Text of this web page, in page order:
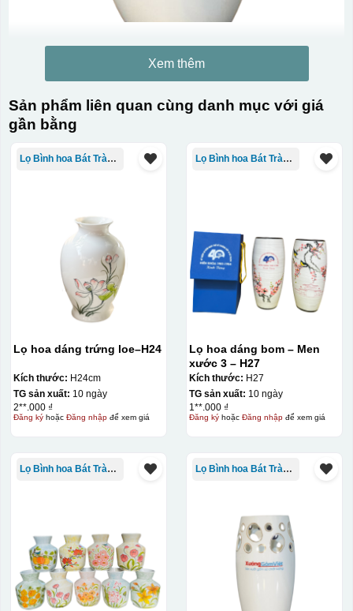
Kiểu in:
In Decal
Bước 1: Tạo khuôn in để tạo ra Decal Bước 2: Dán
decal lên gốm sứ Bước 3: Cho vào lò nung ở nhiệt độ
700-800 độ CBước 1: Tạo ra DECAL
Để tạo ra decal
trước khi dán nó lên gốm sứ, xưởng in sẽ in lên 1 loại
giấy đặc biệt, và kích thước logo được căn chỉnh theo
Xem thêm
Sản phẩm liên quan cùng danh mục với giá
gần bằng
Lọ Bình hoa Bát Tràng in logo
Lọ hoa dáng trứng loe–H24
Kích thước: H24cm
TG sản xuất: 10 ngày
2**.000 ₫
Đăng kýhoặc Đăng nhậpđể xem giá
Lọ Bình hoa Bát Tràng in logo
Lọ hoa dáng bom – Men
xước 3 – H27
Kích thước: H27
TG sản xuất: 10 ngày
1**.000 ₫
Đăng kýhoặc Đăng nhậpđể xem giá
Lọ Bình hoa Bát Tràng in logo Lọ Bình hoa Bát Tràng in logo